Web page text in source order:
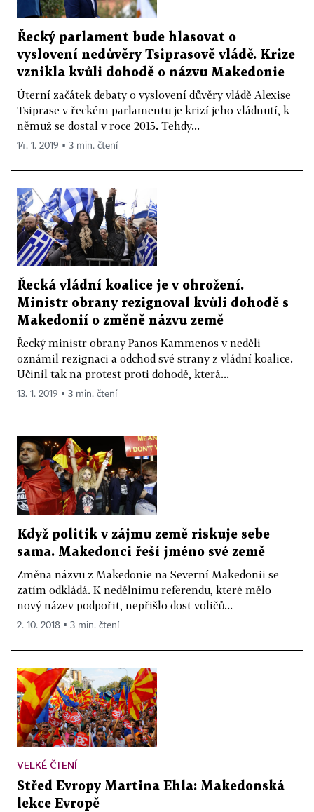
Řecký parlament bude hlasovat o
vyslovení nedůvěry Tsiprasově vládě. Krize
vznikla kvůli dohodě o názvu Makedonie
Úterní začátek debaty o vyslovení důvěry vládě Alexise
Tsiprase v řeckém parlamentu je krizí jeho vládnutí, k
němuž se dostal v roce 2015. Tehdy...
14. 1. 2019 ▪ 3 min. čtení
Řecká vládní koalice je v ohrožení.
Ministr obrany rezignoval kvůli dohodě s
Makedonií o změně názvu země
Řecký ministr obrany Panos Kammenos v neděli
oznámil rezignaci a odchod své strany z vládní koalice.
Učinil tak na protest proti dohodě, která...
13. 1. 2019 ▪ 3 min. čtení
Když politik v zájmu země riskuje sebe
sama. Makedonci řeší jméno své země
Změna názvu z Makedonie na Severní Makedonii se
zatím odkládá. K nedělnímu referendu, které mělo
nový název podpořit, nepřišlo dost voličů...
2. 10. 2018 ▪ 3 min. čtení
VELKÉ ČTENÍ
Střed Evropy Martina Ehla: Makedonská
lekce Evropě